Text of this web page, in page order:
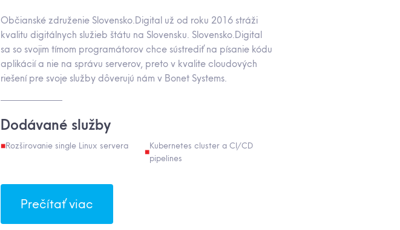
Občianské združenie Slovensko.Digital už od roku 2016 stráži
kvalitu digitálnych služieb štátu na Slovensku. Slovensko.Digital
sa so svojim tímom programátorov chce sústrediť na písanie kódu
aplikácií a nie na správu serverov, preto v kvalite cloudových
riešení pre svoje služby dôverujú nám v Bonet Systems.
Dodávané služby
Rozširovanie single Linux servera
Kubernetes cluster a CI/CD
pipelines
Prečítať viac